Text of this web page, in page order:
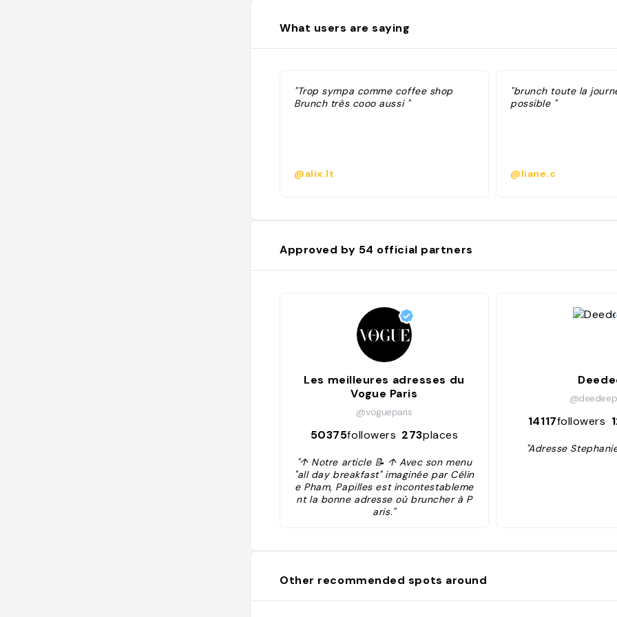
What users are saying
"Trop sympa comme coffee shop
Brunch très cooo aussi "
@alix.lt
"brunch toute la
possible "
@liane.c
Approved by 54 official partners
Les meilleures adresses du
Vogue Paris
@vogueparis
50375followers 273places
"↑ Notre article 📝 ↑ Avec son menu
"all day breakfast" imaginée par Célin
e Pham, Papilles est incontestableme
nt la bonne adresse où bruncher à P
aris."
14117followers
"Adresse
Other recommended spots around